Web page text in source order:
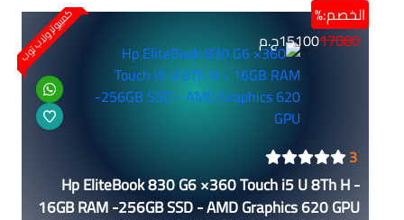
كمبيوتر ولاب توب الخصم:%
3
Hp EliteBook 830 G6 ×360 Touch i5 U 8Th H -
16GB RAM -256GB SSD - AMD Graphics 620 GPU
17000
15100ج.م